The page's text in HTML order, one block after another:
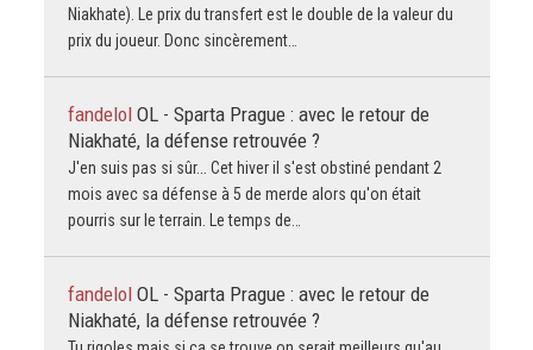
Niakhate). Le prix du transfert est le double de la valeur du
prix du joueur. Donc sincèrement…
fandelol OL - Sparta Prague : avec le retour de
Niakhaté, la défense retrouvée ?
J'en suis pas si sûr... Cet hiver il s'est obstiné pendant 2
mois avec sa défense à 5 de merde alors qu'on était
pourris sur le terrain. Le temps de…
fandelol OL - Sparta Prague : avec le retour de
Niakhaté, la défense retrouvée ?